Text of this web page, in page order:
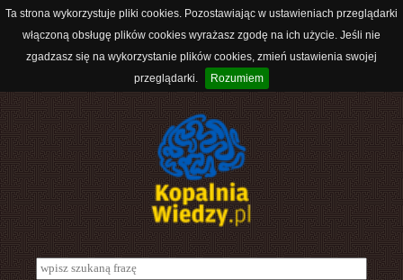
Ta strona wykorzystuje pliki cookies. Pozostawiając w ustawieniach przeglądarki
włączoną obsługę plików cookies wyrażasz zgodę na ich użycie. Jeśli nie
zgadzasz się na wykorzystanie plików cookies, zmień ustawienia swojej
przeglądarki.
Rozumiem